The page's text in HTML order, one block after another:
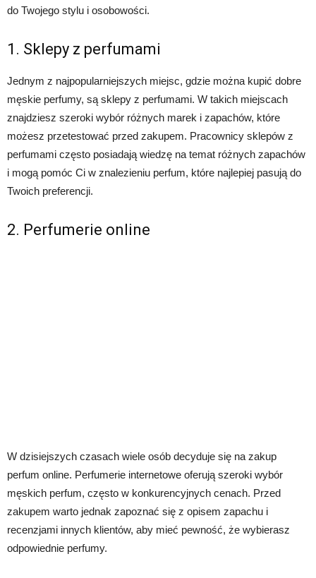
do Twojego stylu i osobowości.
1. Sklepy z perfumami
Jednym z najpopularniejszych miejsc, gdzie można kupić dobre
męskie perfumy, są sklepy z perfumami. W takich miejscach
znajdziesz szeroki wybór różnych marek i zapachów, które
możesz przetestować przed zakupem. Pracownicy sklepów z
perfumami często posiadają wiedzę na temat różnych zapachów
i mogą pomóc Ci w znalezieniu perfum, które najlepiej pasują do
Twoich preferencji.
2. Perfumerie online
W dzisiejszych czasach wiele osób decyduje się na zakup
perfum online. Perfumerie internetowe oferują szeroki wybór
męskich perfum, często w konkurencyjnych cenach. Przed
zakupem warto jednak zapoznać się z opisem zapachu i
recenzjami innych klientów, aby mieć pewność, że wybierasz
odpowiednie perfumy.